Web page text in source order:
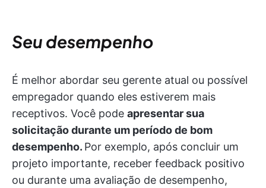
Seu desempenho
É melhor abordar seu gerente atual ou possível
empregador quando eles estiverem mais
receptivos. Você pode apresentar sua
solicitação durante um período de bom
desempenho. Por exemplo, após concluir um
projeto importante, receber feedback positivo
ou durante uma avaliação de desempenho,